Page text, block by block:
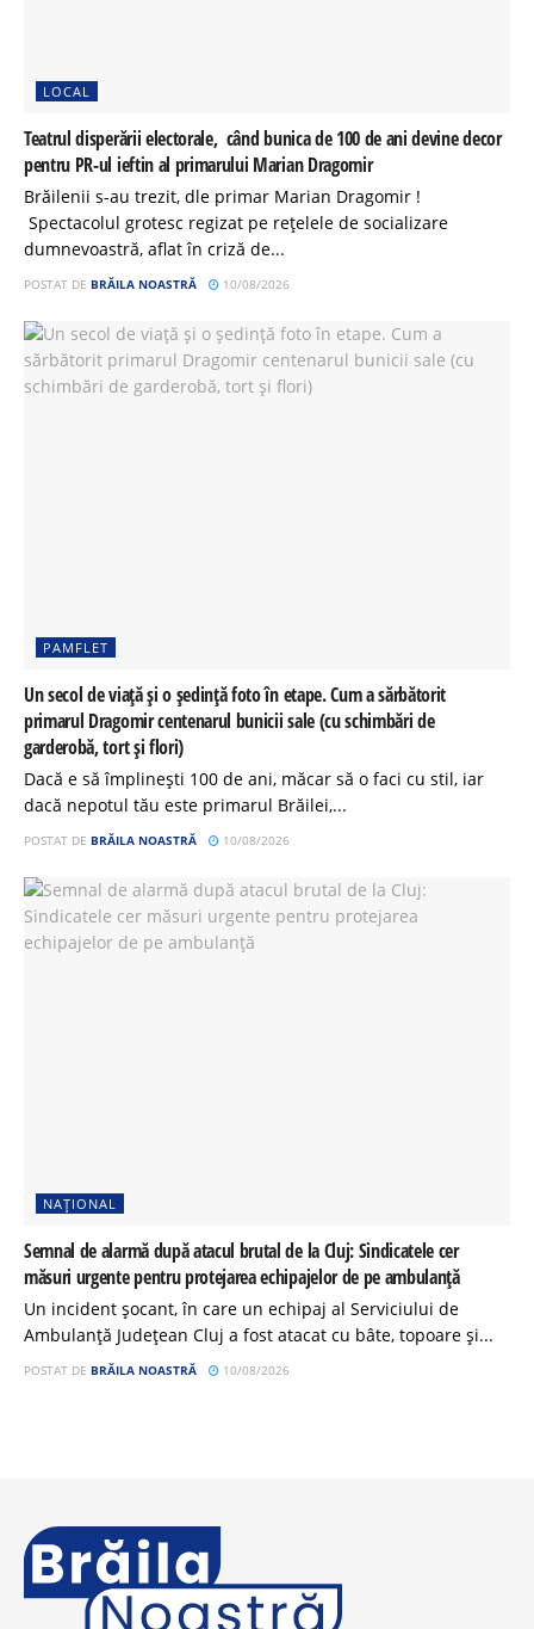
LOCAL
Teatrul disperării electorale, când bunica de 100 de ani devine decor
pentru PR-ul ieftin al primarului Marian Dragomir
Brăilenii s-au trezit, dle primar Marian Dragomir !
Spectacolul grotesc regizat pe rețelele de socializare
dumnevoastră, aflat în criză de...
POSTAT DE BRĂILA NOASTRĂ 10/08/2026
PAMFLET
Un secol de viață și o ședință foto în etape. Cum a sărbătorit
primarul Dragomir centenarul bunicii sale (cu schimbări de
garderobă, tort și flori)
Dacă e să împlinești 100 de ani, măcar să o faci cu stil, iar
dacă nepotul tău este primarul Brăilei,...
POSTAT DE BRĂILA NOASTRĂ 10/08/2026
NAȚIONAL
Semnal de alarmă după atacul brutal de la Cluj: Sindicatele cer
măsuri urgente pentru protejarea echipajelor de pe ambulanță
Un incident șocant, în care un echipaj al Serviciului de
Ambulanță Județean Cluj a fost atacat cu bâte, topoare și...
POSTAT DE BRĂILA NOASTRĂ 10/08/2026